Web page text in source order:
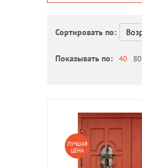
Сортировать по:
Показывать по: 40 80
ЛУЧШАЯ
ЦЕНА